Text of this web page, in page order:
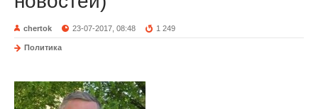
chertok 23-07-2017, 08:48 1 249
Политика